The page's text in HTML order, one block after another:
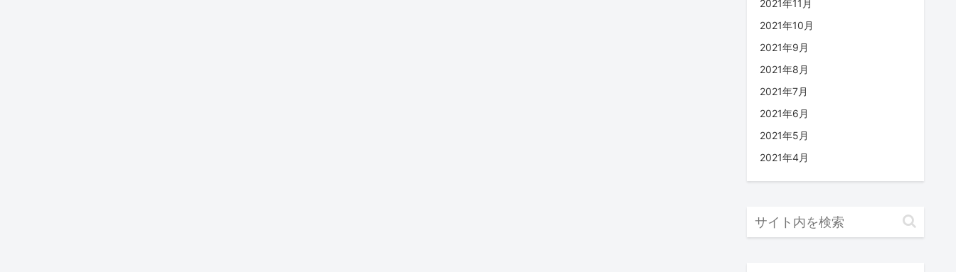
2021年11月
2021年10月
2021年9月
2021年8月
2021年7月
2021年6月
2021年5月
2021年4月